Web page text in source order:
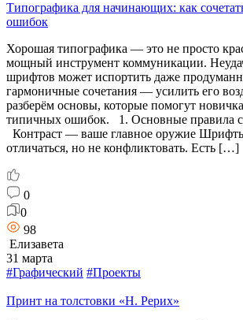
Типографика для начинающих: как
ошибок
Хорошая типографика — это не просто
мощный инструмент коммуникации.
шрифтов может испортить даже
гармоничные сочетания — усилить его
разберём основы, которые помогут
типичных ошибок. 1. Основные правила
Контраст — ваше главное оружие
отличаться, но не конфликтовать. Есть […]
0
0
98
Елизавета
31 марта
#Графический #Проекты
Принт на толстовки «Н. Рерих»